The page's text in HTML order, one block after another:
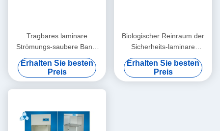
Tragbares laminare
Strömungs-saubere Bank-
Kabinett mit materieller
kalter Stahlplatte
Erhalten Sie besten
Preis
Biologischer Reinraum der
Sicherheits-laminare
Strömungs-Kabinett-
Laborklassen-100
Erhalten Sie besten
Preis